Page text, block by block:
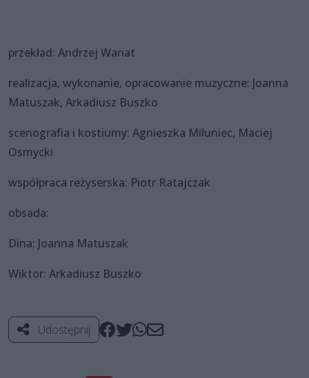
przekład: Andrzej Wanat
realizacja, wykonanie, opracowanie muzyczne: Joanna
Matuszak, Arkadiusz Buszko
scenografia i kostiumy: Agnieszka Miluniec, Maciej
Osmycki
współpraca reżyserska: Piotr Ratajczak
obsada:
Dina: Joanna Matuszak
Wiktor: Arkadiusz Buszko
Udostępnij